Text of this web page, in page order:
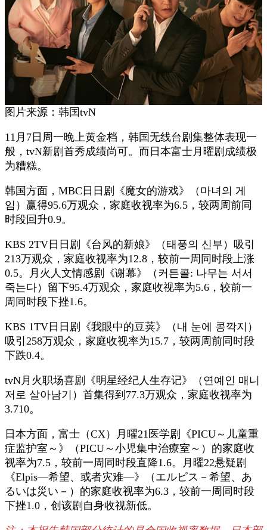
图片来源：韩国tvN
11月7日周一晚上黄金档，韩国无线台剧集整体表现一
般，tvN新剧首秀成绩尚可。而日本富士月曜剧成绩极
为糟糕。
韩国方面，MBC日日剧《魔女的游戏》（마녀의 게
임）赢得95.6万观众，家庭收视率为6.5，较两周前同
时段回升0.9。
KBS 2TV日日剧《台风的新娘》（태풍의 신부）吸引
213万观众，家庭收视率为12.8，较前一周同时段上涨
0.5。月火人文情感剧《谢幕》（커튼콜: 나무는 서서
죽는다）留下95.4万观众，家庭收视率为5.6，较前一
周同时段下挫1.6。
KBS 1TV日日剧《我眼中的豆荚》（내 눈에 콩깍지）
吸引258万观众，家庭收视率为15.7，较两周前同时段
下跌0.4。
tvN月火职场喜剧《明星经纪人生存记》（연예인 매니
저로 살아남기）首集得到77.3万观众，家庭收视率为
3.710。
日本方面，富士（CX）月曜21医学剧《PICU～儿童重
症监护室～》（PICU～小児集中治療室～）的家庭收
视率为7.5，较前一周同时段直降1.6。月曜22悬疑剧
《Elpis—希望、或者灾难—》（エルピス－希望、あ
るいは災い－）的家庭收视率为6.3，较前一周同时段
下挫1.0，创该剧自身收视新低。